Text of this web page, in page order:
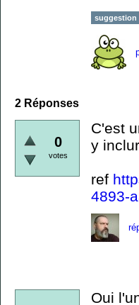
suggestion
2 Réponses
0
votes
C'est
y
ref
4893-
Oui